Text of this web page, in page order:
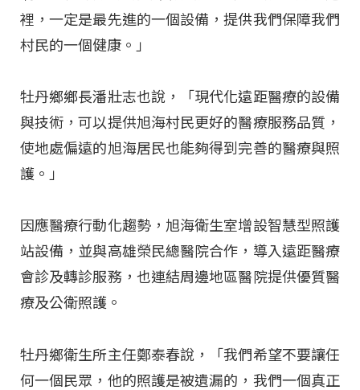
裡，一定是最先進的一個設備，提供我們保障我們
村民的一個健康。」
牡丹鄉鄉長潘壯志也說，「現代化遠距醫療的設備
與技術，可以提供旭海村民更好的醫療服務品質，
使地處偏遠的旭海居民也能夠得到完善的醫療與照
護。」
因應醫療行動化趨勢，旭海衛生室增設智慧型照護
站設備，並與高雄榮民總醫院合作，導入遠距醫療
會診及轉診服務，也連結周邊地區醫院提供優質醫
療及公衛照護。
牡丹鄉衛生所主任鄭泰春說，「我們希望不要讓任
何一個民眾，他的照護是被遺漏的，我們一個真正